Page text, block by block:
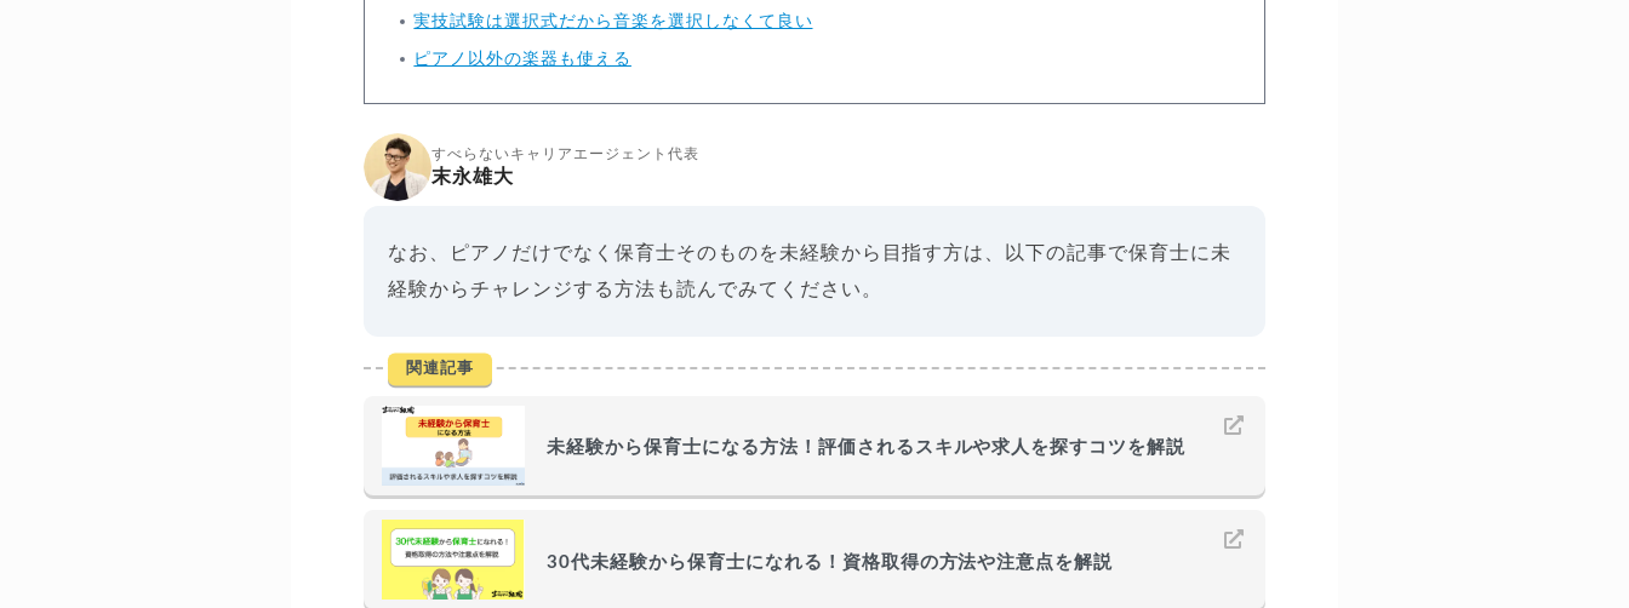
実技試験は選択式だから音楽を選択しなくて良い
ピアノ以外の楽器も使える
すべらないキャリアエージェント代表
末永雄大
なお、ピアノだけでなく保育士そのものを未経験から目指す方は、以下の記事で保育士に未
経験からチャレンジする方法も読んでみてください。
関連記事
未経験から保育士になる方法！評価されるスキルや求人を探すコツを解説
30代未経験から保育士になれる！資格取得の方法や注意点を解説